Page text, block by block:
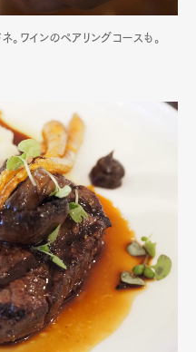
。ワインのペアリングコースも。